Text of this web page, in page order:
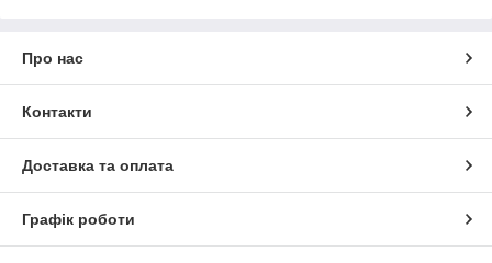
Про нас
Контакти
Доставка та оплата
Графік роботи